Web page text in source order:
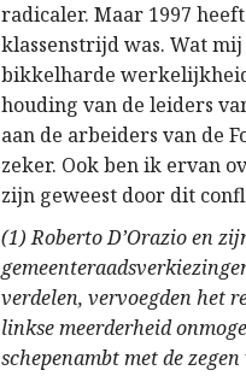
radicaler. Maar 1997
klassenstrijd was. Wat
bikkelharde
houding van de leiders
aan de arbeiders van de
zeker. Ook ben ik ervan
zijn geweest door dit
(1) Roberto D’Orazio en
verdelen, vervoegden het
linkse meerderheid
schepenambt met de